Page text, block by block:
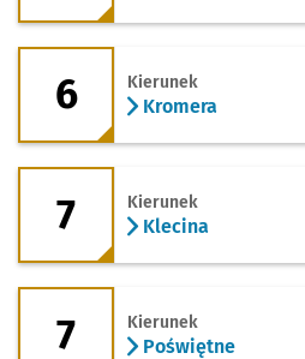
6 - kierunek Kromera
6 Kierunek
Kromera
7 - kierunek Klecina
7 Kierunek
Klecina
7 - kierunek Poświętne
7 Kierunek
Poświętne